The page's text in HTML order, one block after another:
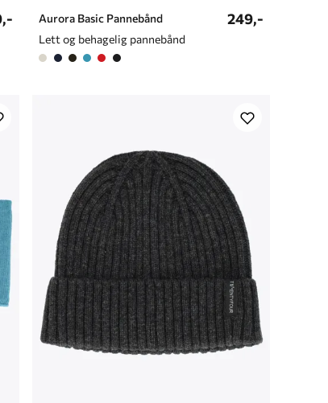
Aurora Basic Pannebånd
Lett og behagelig pannebånd
249,-